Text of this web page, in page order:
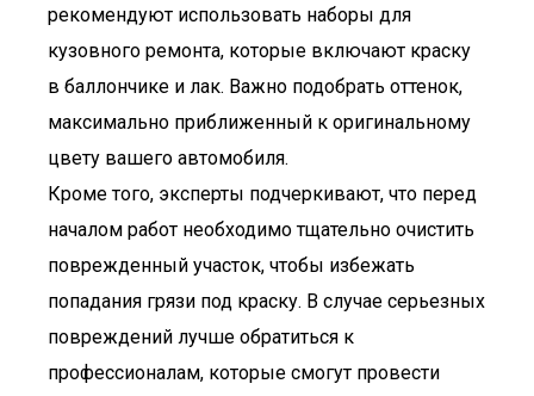
рекомендуют использовать наборы для
кузовного ремонта, которые включают краску
в баллончике и лак. Важно подобрать оттенок,
максимально приближенный к оригинальному
цвету вашего автомобиля.
Кроме того, эксперты подчеркивают, что перед
началом работ необходимо тщательно очистить
поврежденный участок, чтобы избежать
попадания грязи под краску. В случае серьезных
повреждений лучше обратиться к
профессионалам, которые смогут провести